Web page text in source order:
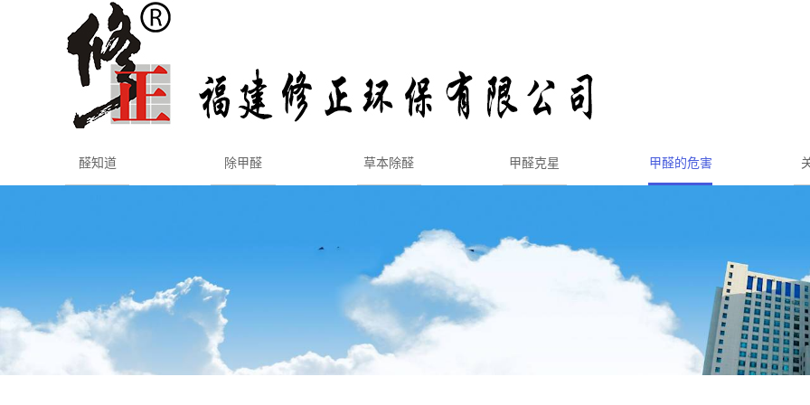
醛知道 除甲醛 草本除醛 甲醛克星 甲醛的危害